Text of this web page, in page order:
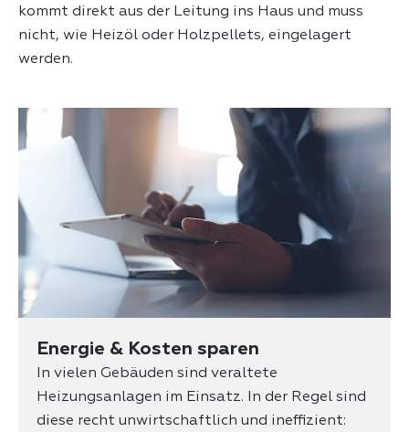
kommt direkt aus der Leitung ins Haus und muss
nicht, wie Heizöl oder Holzpellets, eingelagert
werden.
Energie & Kosten sparen
In vielen Gebäuden sind veraltete
Heizungsanlagen im Einsatz. In der Regel sind
diese recht unwirtschaftlich und ineffizient: